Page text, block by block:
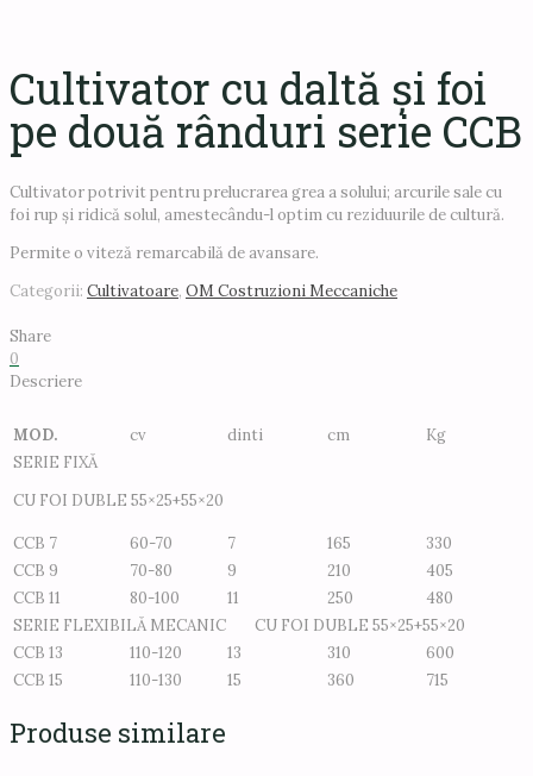
Cultivator cu daltă și foi
pe două rânduri serie CCB
Cultivator potrivit pentru prelucrarea grea a solului; arcurile sale cu
foi rup și ridică solul, amestecându-l optim cu reziduurile de cultură.
Permite o viteză remarcabilă de avansare.
Categorii: Cultivatoare, OM Costruzioni Meccaniche
Share
0
Descriere
MOD. cv dinti cm
Kg
SERIE FIXĂ
CU FOI DUBLE 55×25+55×20
CCB 7 60-70 7 165
330
CCB 9
70-80 9 210
405
CCB 11
80-100 11 250
480
SERIE FLEXIBILĂ MECANIC CU FOI DUBLE 55×25+55×20
CCB 13
110-120 13 310
600
CCB 15
110-130 15 360 715
Produse similare